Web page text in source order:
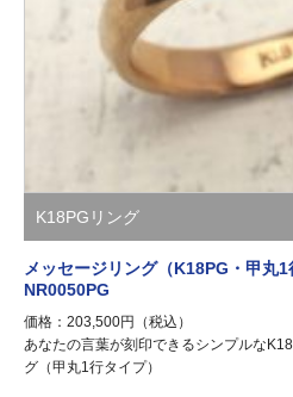
K18PGリング
メッセージリング（K18PG・甲丸1
NR0050PG
価格：203,500円（税込）
あなたの言葉が刻印できるシンプルな
グ（甲丸1行タイプ）